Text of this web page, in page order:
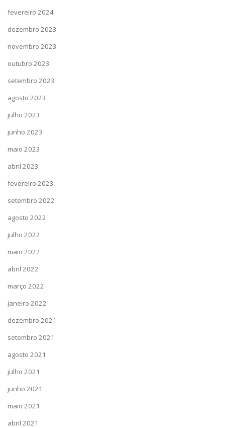
fevereiro 2024
dezembro 2023
novembro 2023
outubro 2023
setembro 2023
agosto 2023
julho 2023
junho 2023
maio 2023
abril 2023
fevereiro 2023
setembro 2022
agosto 2022
julho 2022
maio 2022
abril 2022
março 2022
janeiro 2022
dezembro 2021
setembro 2021
agosto 2021
julho 2021
junho 2021
maio 2021
abril 2021